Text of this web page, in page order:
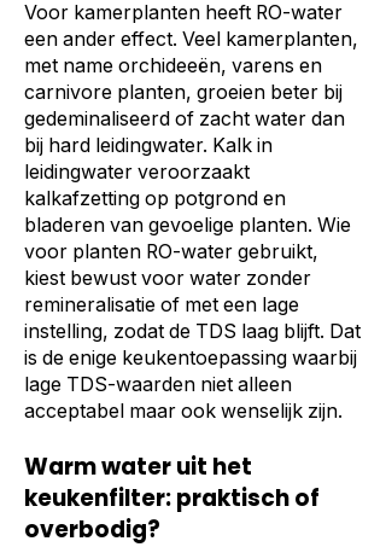
Voor kamerplanten heeft RO-water
een ander effect. Veel kamerplanten,
met name orchideeën, varens en
carnivore planten, groeien beter bij
gedeminaliseerd of zacht water dan
bij hard leidingwater. Kalk in
leidingwater veroorzaakt
kalkafzetting op potgrond en
bladeren van gevoelige planten. Wie
voor planten RO-water gebruikt,
kiest bewust voor water zonder
remineralisatie of met een lage
instelling, zodat de TDS laag blijft. Dat
is de enige keukentoepassing waarbij
lage TDS-waarden niet alleen
acceptabel maar ook wenselijk zijn.
Warm water uit het
keukenfilter: praktisch of
overbodig?